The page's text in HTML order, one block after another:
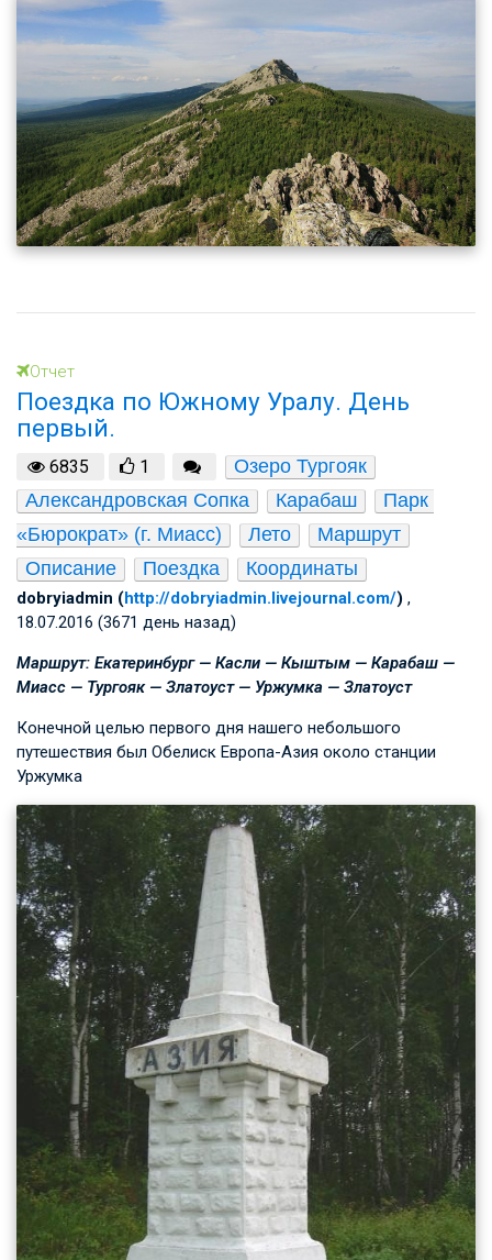
Отчет
Поездка по Южному Уралу. День
первый.
6835 1
Озеро Тургояк
Александровская Сопка
Карабаш
Парк
«Бюрократ» (г. Миасс)
Лето
Маршрут
Описание
Поездка Координаты
dobryiadmin (http://dobryiadmin.livejournal.com/) ,
18.07.2016 (3671 день назад)
Маршрут: Екатеринбург — Касли — Кыштым — Карабаш —
Миасс — Тургояк — Златоуст — Уржумка — Златоуст
Конечной целью первого дня нашего небольшого
путешествия был Обелиск Европа-Азия около станции
Уржумка